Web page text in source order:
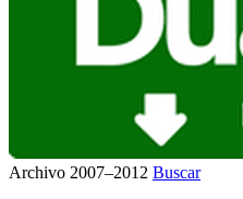
Archivo 2007–2012 Buscar